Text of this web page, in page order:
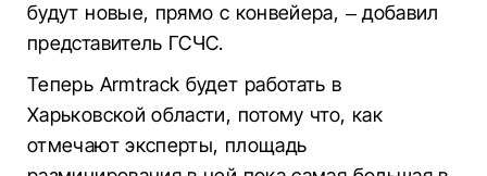
будут новые, прямо с конвейера, – добавил
представитель ГСЧС.
Теперь Armtrack будет работать в
Харьковской области, потому что, как
отмечают эксперты, площадь